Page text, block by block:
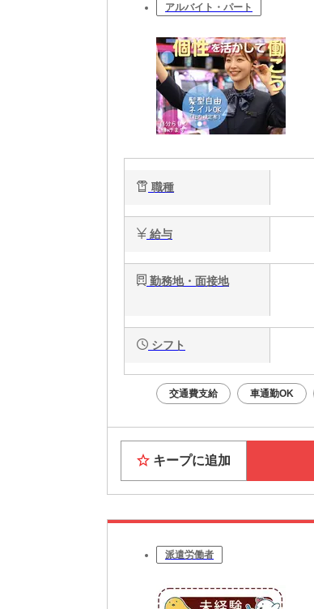
アルバイト・パート
職種
給与
勤務地・面接地
シフト
交通費支給 車通勤OK
キープに追加
派遣労働者